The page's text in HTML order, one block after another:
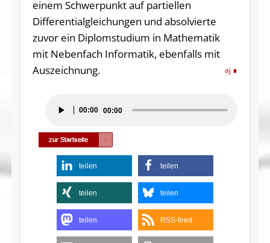
einem Schwerpunkt auf partiellen
Differentialgleichungen und absolvierte
zuvor ein Diplomstudium in Mathematik
mit Nebenfach Informatik, ebenfalls mit
Auszeichnung.
aj
Player
00:00 00:00
teilen teilen
teilen teilen
teilen RSS-feed